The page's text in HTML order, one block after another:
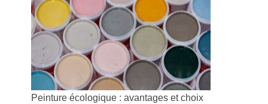
Peinture écologique : avantages et choix